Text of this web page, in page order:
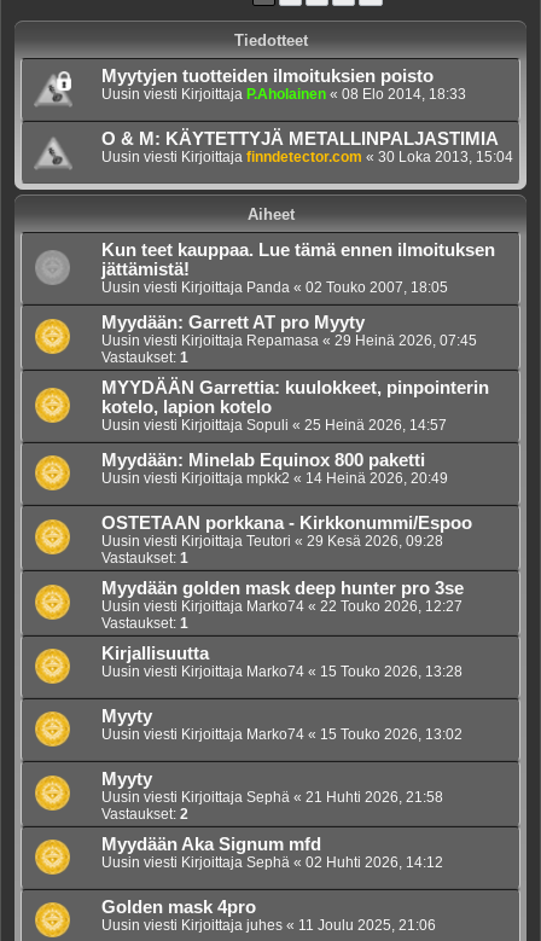
Tiedotteet
Myytyjen tuotteiden ilmoituksien poisto
Uusin viesti Kirjoittaja P.Aholainen « 08 Elo 2014, 18:33
O & M: KÄYTETTYJÄ METALLINPALJASTIMIA
Uusin viesti Kirjoittaja finndetector.com « 30 Loka 2013, 15:04
Aiheet
Kun teet kauppaa. Lue tämä ennen ilmoituksen
jättämistä!
Uusin viesti Kirjoittaja Panda « 02 Touko 2007, 18:05
Myydään: Garrett AT pro Myyty
Uusin viesti Kirjoittaja Repamasa « 29 Heinä 2026, 07:45
Vastaukset: 1
MYYDÄÄN Garrettia: kuulokkeet, pinpointerin
kotelo, lapion kotelo
Uusin viesti Kirjoittaja Sopuli « 25 Heinä 2026, 14:57
Myydään: Minelab Equinox 800 paketti
Uusin viesti Kirjoittaja mpkk2 « 14 Heinä 2026, 20:49
OSTETAAN porkkana - Kirkkonummi/Espoo
Uusin viesti Kirjoittaja Teutori « 29 Kesä 2026, 09:28
Vastaukset: 1
Myydään golden mask deep hunter pro 3se
Uusin viesti Kirjoittaja Marko74 « 22 Touko 2026, 12:27
Vastaukset: 1
Kirjallisuutta
Uusin viesti Kirjoittaja Marko74 « 15 Touko 2026, 13:28
Myyty
Uusin viesti Kirjoittaja Marko74 « 15 Touko 2026, 13:02
Myyty
Uusin viesti Kirjoittaja Sephä « 21 Huhti 2026, 21:58
Vastaukset: 2
Myydään Aka Signum mfd
Uusin viesti Kirjoittaja Sephä « 02 Huhti 2026, 14:12
Golden mask 4pro
Uusin viesti Kirjoittaja juhes « 11 Joulu 2025, 21:06